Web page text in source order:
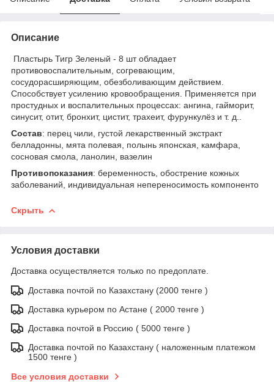
Описание
Пластырь Тигр Зеленый - 8 шт обладает
противовоспалительным, согревающим,
сосудорасширяющим, обезболивающим действием.
Способствует усилению кровообращения. Применяется при
простудных и воспалительных процессах: ангина, гайморит,
синусит, отит, бронхит, цистит, трахеит, фурункулёз и т. д..
Состав: перец чили, густой лекарственный экстракт
белладонны, мята полевая, полынь японская, камфара,
сосновая смола, ланолин, вазелин
Противопоказания: беременность, обострение кожных
заболеваний, индивидуальная непереносимость компоненто
Скрыть
Условия доставки
Доставка осуществляется только по предоплате.
Доставка почтой по Казахстану (2000 тенге )
Доставка курьером по Астане ( 2000 тенге )
Доставка почтой в Россию ( 5000 тенге )
Доставка почтой по Казахстану ( наложенным платежом
1500 тенге )
Все условия доставки